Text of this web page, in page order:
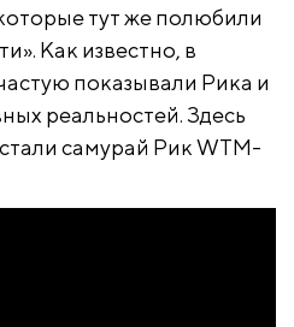
тут же полюбили
Как известно, в
показывали Рика и
реальностей. Здесь
самурай Рик WTM-